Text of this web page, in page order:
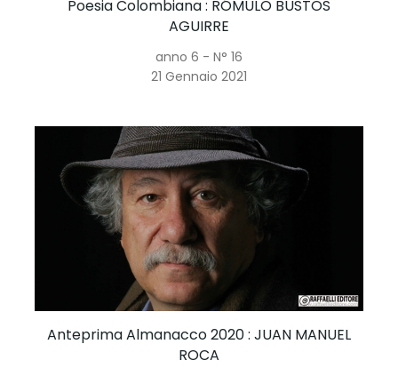
Poesia Colombiana: RÓMULO BUSTOS
AGUIRRE
anno 6 - N° 16
21 Gennaio 2021
Anteprima Almanacco 2020: JUAN MANUEL
ROCA